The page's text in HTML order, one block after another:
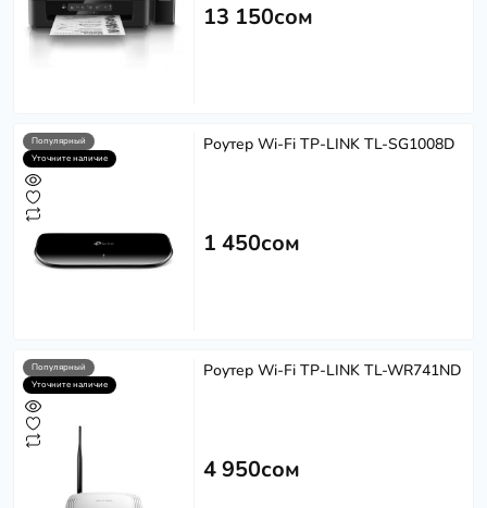
13 150сом
Популярный
Уточните наличие
Роутер Wi-Fi TP-LINK TL-SG1008D
1 450сом
Популярный
Уточните наличие
Роутер Wi-Fi TP-LINK TL-WR741ND
4 950сом